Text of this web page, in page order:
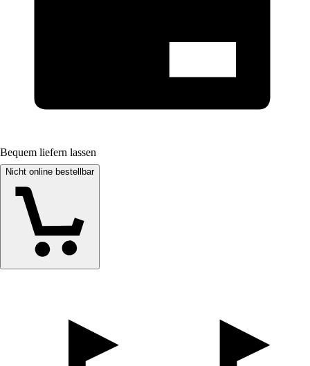
Bequem liefern lassen
Nicht online bestellbar